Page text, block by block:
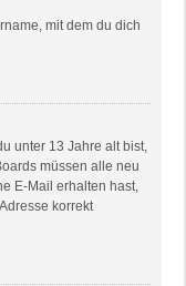
mit dem du dich
unter 13 Jahre alt bist,
müssen alle neu
E-Mail erhalten hast,
korrekt